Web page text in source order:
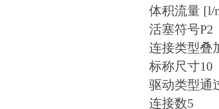
体积流量 [l/
活塞符号P2
连接类型叠
标称尺寸10
驱动类型通
连接数5